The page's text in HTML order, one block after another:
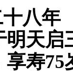
八年
天启
享寿75